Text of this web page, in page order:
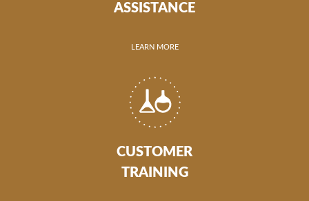
ASSISTANCE
LEARN MORE
CUSTOMER
TRAINING